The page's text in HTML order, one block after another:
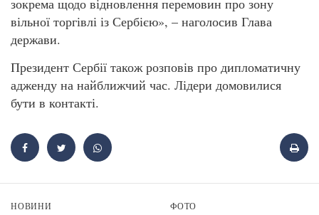
вільної торгівлі із Сербією», – наголосив Глава
держави.
Президент Сербії також розповів про дипломатичну
адженду на найближчий час. Лідери домовилися
бути в контакті.
НОВИНИ ФОТО